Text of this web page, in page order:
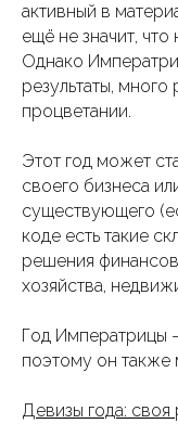
активный в
ещё не значит, что
Однако
результаты,
процветании.
Этот год может
своего бизнеса
существующего
коде есть такие
решения
хозяйства,
Год Императрицы
поэтому он также
Девизы года: